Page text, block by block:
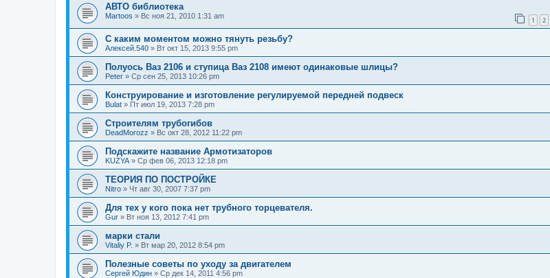
АВТО библиотека
Martoos » Вс ноя 21, 2010 1:31 am 1 2
С каким моментом можно тянуть резьбу?
Алексей.540 » Вт окт 15, 2013 9:55 pm
Полуось Ваз 2106 и ступица Ваз 2108 имеют одинаковые шлицы?
Peter » Ср сен 25, 2013 10:26 pm
Конструирование и изготовление регулируемой передней подвеск
Bulat » Пт июл 19, 2013 7:28 pm
Строителям трубогибов
DeadMorozz » Вс окт 28, 2012 11:22 pm
Подскажите название Армотизаторов
KUZYA » Ср фев 06, 2013 12:18 pm
ТЕОРИЯ ПО ПОСТРОЙКЕ
Nitro » Чт авг 30, 2007 7:37 pm
Для тех у кого пока нет трубного торцевателя.
Gur » Вт ноя 13, 2012 7:41 pm
марки стали
Vitaliy P. » Вт мар 20, 2012 8:54 pm
Полезные советы по уходу за двигателем
Сергей Юдин » Ср дек 14, 2011 4:56 pm